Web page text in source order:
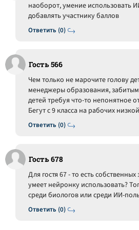
Ответить (0)
наоборот, умение использовать
добавлять участнику баллов
Гость 566
Ответить (0)
Чем только не марочите голову
менеджеры образования,
детей требуя что-то непонятное
Бегут с 9 класса на рабочих
Гость 678
Ответить (0)
Для гостя 67 - то есть
умеет нейронку использовать?
среди биологов или среди ИИ-